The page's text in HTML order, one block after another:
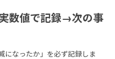
数値で記録→次の事
になったか」を必ず記録しま